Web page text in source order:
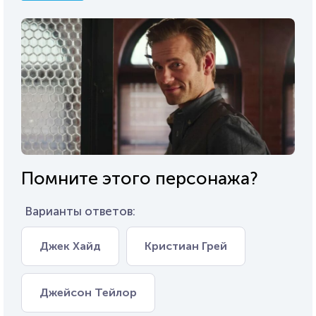
Помните этого персонажа?
Варианты ответов:
Джек Хайд Кристиан Грей
Джейсон Тейлор